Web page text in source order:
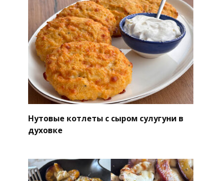
Нутовые котлеты с сыром сулугуни в
духовке